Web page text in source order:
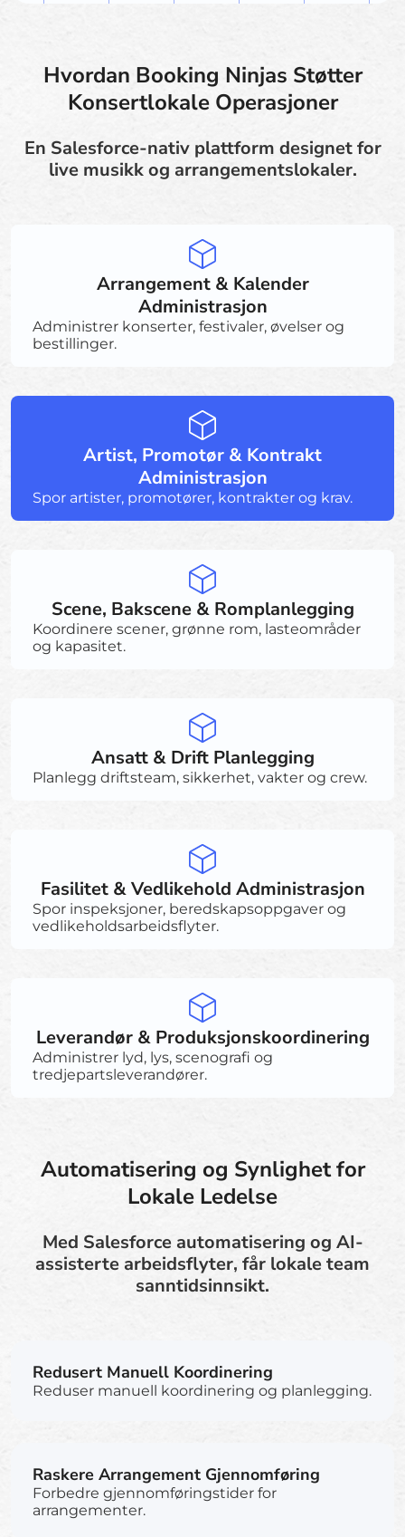
Hvordan Booking Ninjas Støtter
Konsertlokale Operasjoner
En Salesforce-nativ plattform designet for
live musikk og arrangementslokaler.
Arrangement & Kalender
Administrasjon
Administrer konserter, festivaler, øvelser og
bestillinger.
Artist, Promotør & Kontrakt
Administrasjon
Spor artister, promotører, kontrakter og krav.
Scene, Bakscene & Romplanlegging
Koordinere scener, grønne rom, lasteområder
og kapasitet.
Ansatt & Drift Planlegging
Planlegg driftsteam, sikkerhet, vakter og crew.
Fasilitet & Vedlikehold Administrasjon
Spor inspeksjoner, beredskapsoppgaver og
vedlikeholdsarbeidsflyter.
Leverandør & Produksjonskoordinering
Administrer lyd, lys, scenografi og
tredjepartsleverandører.
Automatisering og Synlighet for
Lokale Ledelse
Med Salesforce automatisering og AI-
assisterte arbeidsflyter, får lokale team
sanntidsinnsikt.
Redusert Manuell Koordinering
Reduser manuell koordinering og planlegging.
Raskere Arrangement Gjennomføring
Forbedre gjennomføringstider for
arrangementer.